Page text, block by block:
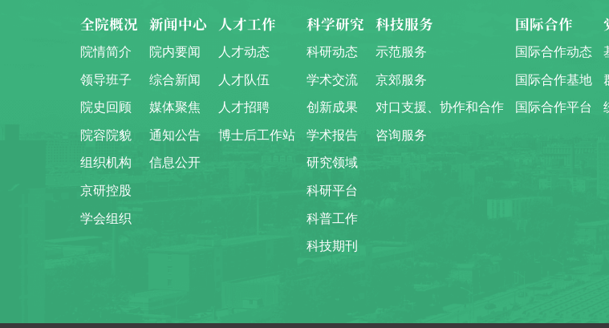
全院概况
院情简介
领导班子
院史回顾
院容院貌
组织机构
京研控股
学会组织
新闻中心
院内要闻
综合新闻
媒体聚焦
通知公告
信息公开
人才工作
人才动态
人才队伍
人才招聘
博士后工作站
科学研究
科研动态
学术交流
创新成果
学术报告
研究领域
科研平台
科普工作
科技期刊
科技服务
示范服务
京郊服务
对口支援、协作和合作
咨询服务
国际合作
国际合作动态
国际合作基地
国际合作平台